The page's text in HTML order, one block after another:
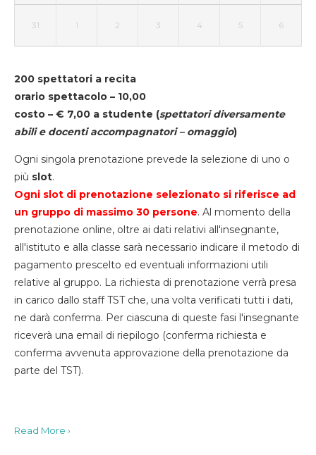
31 1 2 3 4 5 6
200 spettatori a recita
orario spettacolo – 10,00
costo – € 7,00 a studente (spettatori diversamente
abili e docenti accompagnatori – omaggio)
Ogni singola prenotazione prevede la selezione di uno o
più slot.
Ogni slot di prenotazione selezionato si riferisce ad
un gruppo di massimo 30 persone. Al momento della
prenotazione online, oltre ai dati relativi all'insegnante,
all'istituto e alla classe sarà necessario indicare il metodo di
pagamento prescelto ed eventuali informazioni utili
relative al gruppo. La richiesta di prenotazione verrà presa
in carico dallo staff TST che, una volta verificati tutti i dati,
ne darà conferma. Per ciascuna di queste fasi l'insegnante
riceverà una email di riepilogo (conferma richiesta e
conferma avvenuta approvazione della prenotazione da
parte del TST).
Read More ›